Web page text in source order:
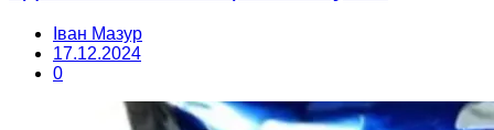
Іван Мазур
17.12.2024
0